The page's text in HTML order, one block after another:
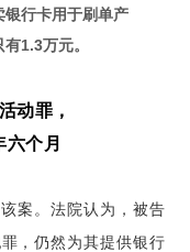
银行卡用于刷单产
1.3万元。
动罪，
六个月
案。法院认为，被告
，仍然为其提供银行